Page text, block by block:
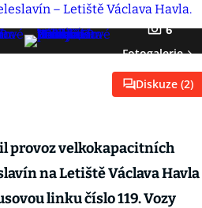
6
Fotogalerie
Diskuze (2)
provoz velkokapacitních
na Letiště Václava Havla
linku číslo 119. Vozy